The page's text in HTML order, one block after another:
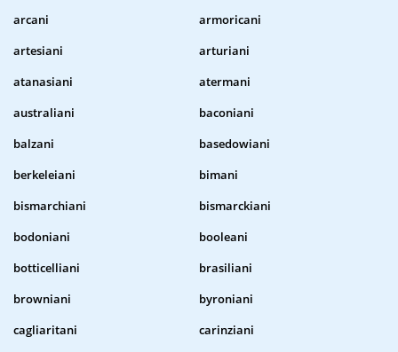
arcani
armoricani
artesiani
arturiani
atanasiani
atermani
australiani
baconiani
balzani
basedowiani
berkeleiani
bimani
bismarchiani
bismarckiani
bodoniani
booleani
botticelliani
brasiliani
browniani
byroniani
cagliaritani
carinziani